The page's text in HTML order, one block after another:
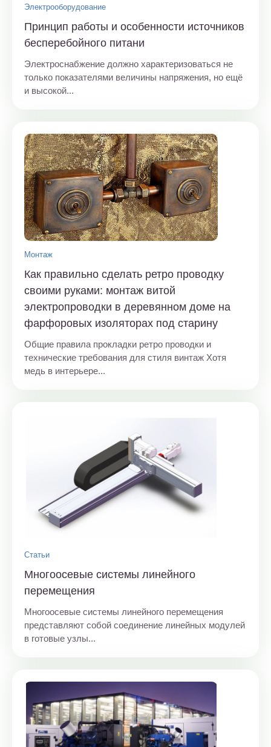
Электрооборудование
Принцип работы и особенности источников
бесперебойного питани
Электроснабжение должно характеризоваться не
только показателями величины напряжения, но ещё
и высокой...
Монтаж
Как правильно сделать ретро проводку
своими руками: монтаж витой
электропроводки в деревянном доме на
фарфоровых изоляторах под старину
Общие правила прокладки ретро проводки и
технические требования для стиля винтаж Хотя
медь в интерьере...
Статьи
Многоосевые системы линейного
перемещения
Многоосевые системы линейного перемещения
представляют собой соединение линейных модулей
в готовые узлы...